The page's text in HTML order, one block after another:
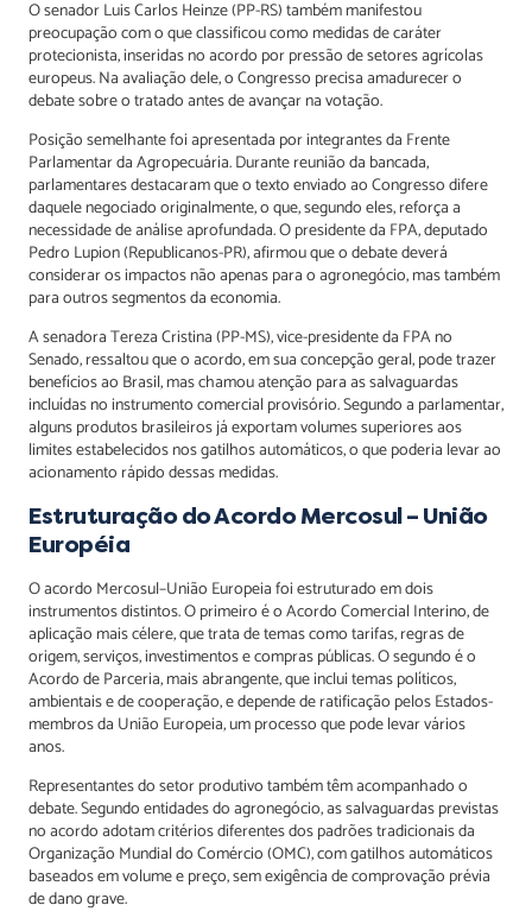
O senador Luis Carlos Heinze (PP-RS) também manifestou
preocupação com o que classificou como medidas de caráter
protecionista, inseridas no acordo por pressão de setores agrícolas
europeus. Na avaliação dele, o Congresso precisa amadurecer o
debate sobre o tratado antes de avançar na votação.
Posição semelhante foi apresentada por integrantes da Frente
Parlamentar da Agropecuária. Durante reunião da bancada,
parlamentares destacaram que o texto enviado ao Congresso difere
daquele negociado originalmente, o que, segundo eles, reforça a
necessidade de análise aprofundada. O presidente da FPA, deputado
Pedro Lupion (Republicanos-PR), afirmou que o debate deverá
considerar os impactos não apenas para o agronegócio, mas também
para outros segmentos da economia.
A senadora Tereza Cristina (PP-MS), vice-presidente da FPA no
Senado, ressaltou que o acordo, em sua concepção geral, pode trazer
benefícios ao Brasil, mas chamou atenção para as salvaguardas
incluídas no instrumento comercial provisório. Segundo a parlamentar,
alguns produtos brasileiros já exportam volumes superiores aos
limites estabelecidos nos gatilhos automáticos, o que poderia levar ao
acionamento rápido dessas medidas.
Estruturação do Acordo Mercosul – União
Européia
O acordo Mercosul–União Europeia foi estruturado em dois
instrumentos distintos. O primeiro é o Acordo Comercial Interino, de
aplicação mais célere, que trata de temas como tarifas, regras de
origem, serviços, investimentos e compras públicas. O segundo é o
Acordo de Parceria, mais abrangente, que inclui temas políticos,
ambientais e de cooperação, e depende de ratificação pelos Estados-
membros da União Europeia, um processo que pode levar vários
anos.
Representantes do setor produtivo também têm acompanhado o
debate. Segundo entidades do agronegócio, as salvaguardas previstas
no acordo adotam critérios diferentes dos padrões tradicionais da
Organização Mundial do Comércio (OMC), com gatilhos automáticos
baseados em volume e preço, sem exigência de comprovação prévia
de dano grave.